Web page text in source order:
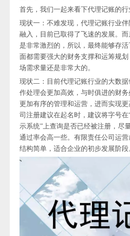
首先，我们一起来看下代理记账的行
现状一：不难发现，代理记账行业
融入，目前已取得了飞速的发展。
是非常激烈的，所以，最终能够存
面都需要强大的财务支撑和运筹规
场需求量还是非常大的。
现状二：目前代理记账行业的大数
作处理会更加高效，与时俱进的财
更加有序的管理和运营，进而实现
司注册建议在起名时，建议将字号
示系统”上查询是否已经被注册，尽
通过率会高一些。有限责任公司运营
结构简单，适合企业的初步发展阶段